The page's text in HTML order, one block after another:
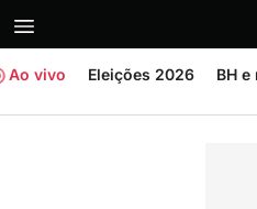
Ao vivo Eleições 2026 BH e